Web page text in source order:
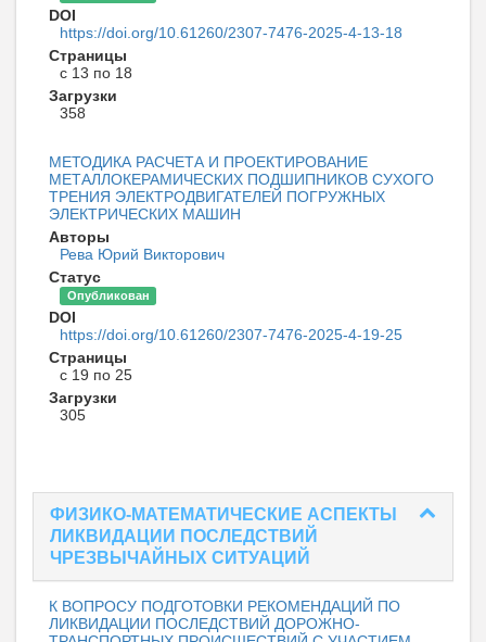
DOI
https://doi.org/10.61260/2307-7476-2025-4-13-18
Страницы
с 13 по 18
Загрузки
358
МЕТОДИКА РАСЧЕТА И ПРОЕКТИРОВАНИЕ
МЕТАЛЛОКЕРАМИЧЕСКИХ ПОДШИПНИКОВ СУХОГО
ТРЕНИЯ ЭЛЕКТРОДВИГАТЕЛЕЙ ПОГРУЖНЫХ
ЭЛЕКТРИЧЕСКИХ МАШИН
Авторы
Рева Юрий Викторович
Статус
Опубликован
DOI
https://doi.org/10.61260/2307-7476-2025-4-19-25
Страницы
с 19 по 25
Загрузки
305
ФИЗИКО-МАТЕМАТИЧЕСКИЕ АСПЕКТЫ
ЛИКВИДАЦИИ ПОСЛЕДСТВИЙ
ЧРЕЗВЫЧАЙНЫХ СИТУАЦИЙ
К ВОПРОСУ ПОДГОТОВКИ РЕКОМЕНДАЦИЙ ПО
ЛИКВИДАЦИИ ПОСЛЕДСТВИЙ ДОРОЖНО-